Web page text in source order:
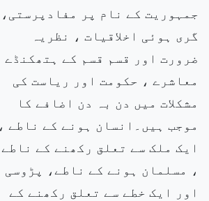
جمہوریت کے نام پر مفادپرستی،
گری ہوئی اخلاقیات ، نظریہ
ضرورت اور قسم قسم کے ہتھکنڈے
معاشرے ، حکومت اور ریاست کی
مشکلات میں دن بہ دن اضافے کا
موجب ہیں۔انسان ہونے کے ناطے ،
ایک ملک سے تعلق رکھنے کے ناطے
، مسلمان ہونے کے ناطے، پڑوسی
اور ایک خطے سے تعلق رکھنے کے